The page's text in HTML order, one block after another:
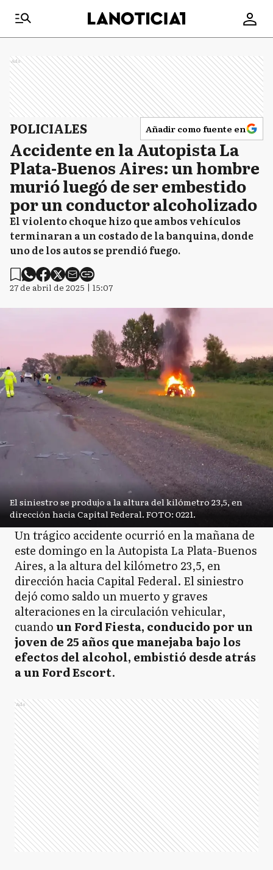
Ads
POLICIALES Añadir como fuente en
Accidente en la Autopista La
Plata-Buenos Aires: un hombre
murió luegó de ser embestido
por un conductor alcoholizado
El violento choque hizo que ambos vehículos
terminaran a un costado de la banquina, donde
uno de los autos se prendió fuego.
27 de abril de 2025 | 15:07
El siniestro se produjo a la altura del kilómetro 23,5, en
dirección hacia Capital Federal. FOTO: 0221.
Un trágico accidente ocurrió en la mañana de
este domingo en la Autopista La Plata-Buenos
Aires, a la altura del kilómetro 23,5, en
dirección hacia Capital Federal. El siniestro
dejó como saldo un muerto y graves
alteraciones en la circulación vehicular,
cuandoun Ford Fiesta, conducido por un
joven de 25 años que manejaba bajo los
efectos del alcohol, embistió desde atrás
a un Ford Escort.
Ads